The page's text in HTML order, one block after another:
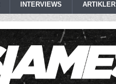
INTERVIEWS ARTIKLER